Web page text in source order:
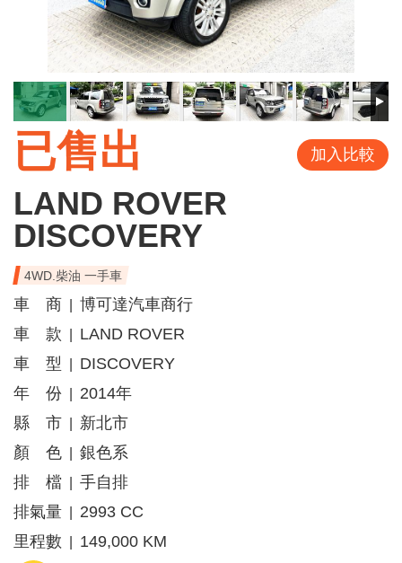
已售出 加入比較
LAND ROVER
DISCOVERY
4WD.柴油 一手車
車 商
博可達汽車商行
車 款
LAND ROVER
車 型
DISCOVERY
年 份
2014年
縣 市
新北市
顏 色
銀色系
排 檔
手自排
排氣量
2993 CC
里程數
149,000 KM